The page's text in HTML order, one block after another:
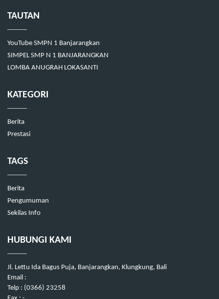
TAUTAN
YouTube SMPN 1 Banjarangkan
SIMPEL SMP N 1 BANJARANGKAN
LOMBA ANUGRAH LOKASANTI
KATEGORI
Berita
Prestasi
TAGS
Berita
Pengumuman
Sekilas Info
HUBUNGI KAMI
Jl. Lettu Ida Bagus Puja, Banjarangkan, Klungkung, Bali
Email :
Telp : (0366) 23258